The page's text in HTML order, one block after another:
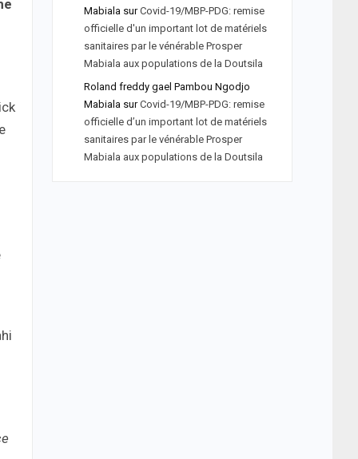
MabialasurCovid-19/MBP-PDG: remise
officielle d'un important lot de matériels
sanitaires par le vénérable Prosper
Mabiala aux populations de la Doutsila
Roland freddy gael Pambou Ngodjo
MabialasurCovid-19/MBP-PDG: remise
officielle d’un important lot de matériels
sanitaires par le vénérable Prosper
Mabiala aux populations de la Doutsila